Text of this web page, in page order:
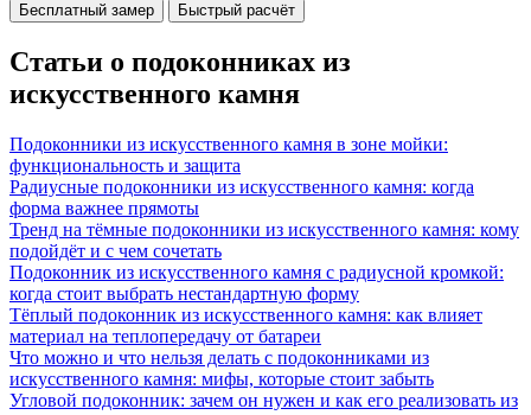
Бесплатный замер Быстрый расчёт
Статьи о подоконниках из
искусственного камня
Подоконники из искусственного камня в зоне мойки:
функциональность и защита
Радиусные подоконники из искусственного камня: когда
форма важнее прямоты
Тренд на тёмные подоконники из искусственного камня: кому
подойдёт и с чем сочетать
Подоконник из искусственного камня с радиусной кромкой:
когда стоит выбрать нестандартную форму
Тёплый подоконник из искусственного камня: как влияет
материал на теплопередачу от батареи
Что можно и что нельзя делать с подоконниками из
искусственного камня: мифы, которые стоит забыть
Угловой подоконник: зачем он нужен и как его реализовать из